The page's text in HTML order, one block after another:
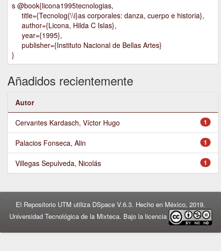
s @book{licona1995tecnologias,
title={Tecnolog{\\i}as corporales: danza, cuerpo e historia},
author={Licona, Hilda C Islas},
year={1995},
publisher={Instituto Nacional de Bellas Artes}
}
Añadidos recientemente
Autor
1
Cervantes Kardasch, Víctor Hugo
1
Palacios Fonseca, Alin
1
Villegas Sepulveda, Nicolás
El Repositorio UTM utiliza DSpace V.6.3. Hecho en México, 2019.
Universidad Tecnológica de la Mixteca. Bajo la licencia